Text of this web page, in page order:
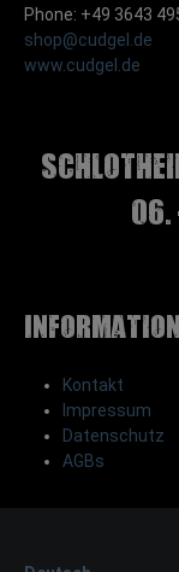
Phone: +49 3643
shop@cudgel.de
www.cudgel.de
Kontakt
Impressum
Datenschutz
AGBs